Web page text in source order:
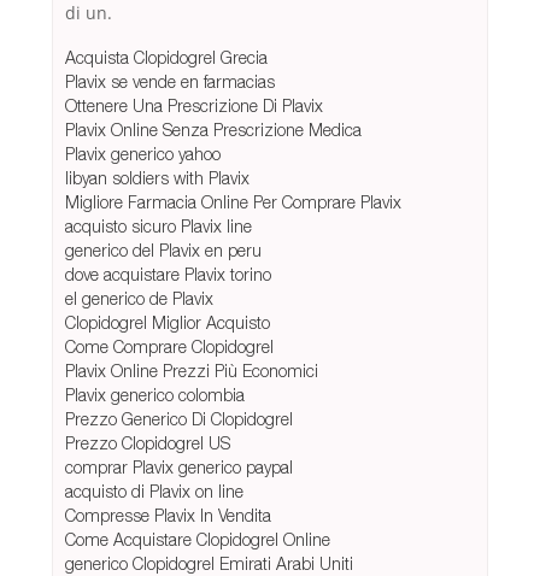
di un.
Acquista Clopidogrel Grecia
Plavix se vende en farmacias
Ottenere Una Prescrizione Di Plavix
Plavix Online Senza Prescrizione Medica
Plavix generico yahoo
libyan soldiers with Plavix
Migliore Farmacia Online Per Comprare Plavix
acquisto sicuro Plavix line
generico del Plavix en peru
dove acquistare Plavix torino
el generico de Plavix
Clopidogrel Miglior Acquisto
Come Comprare Clopidogrel
Plavix Online Prezzi Più Economici
Plavix generico colombia
Prezzo Generico Di Clopidogrel
Prezzo Clopidogrel US
comprar Plavix generico paypal
acquisto di Plavix on line
Compresse Plavix In Vendita
Come Acquistare Clopidogrel Online
generico Clopidogrel Emirati Arabi Uniti